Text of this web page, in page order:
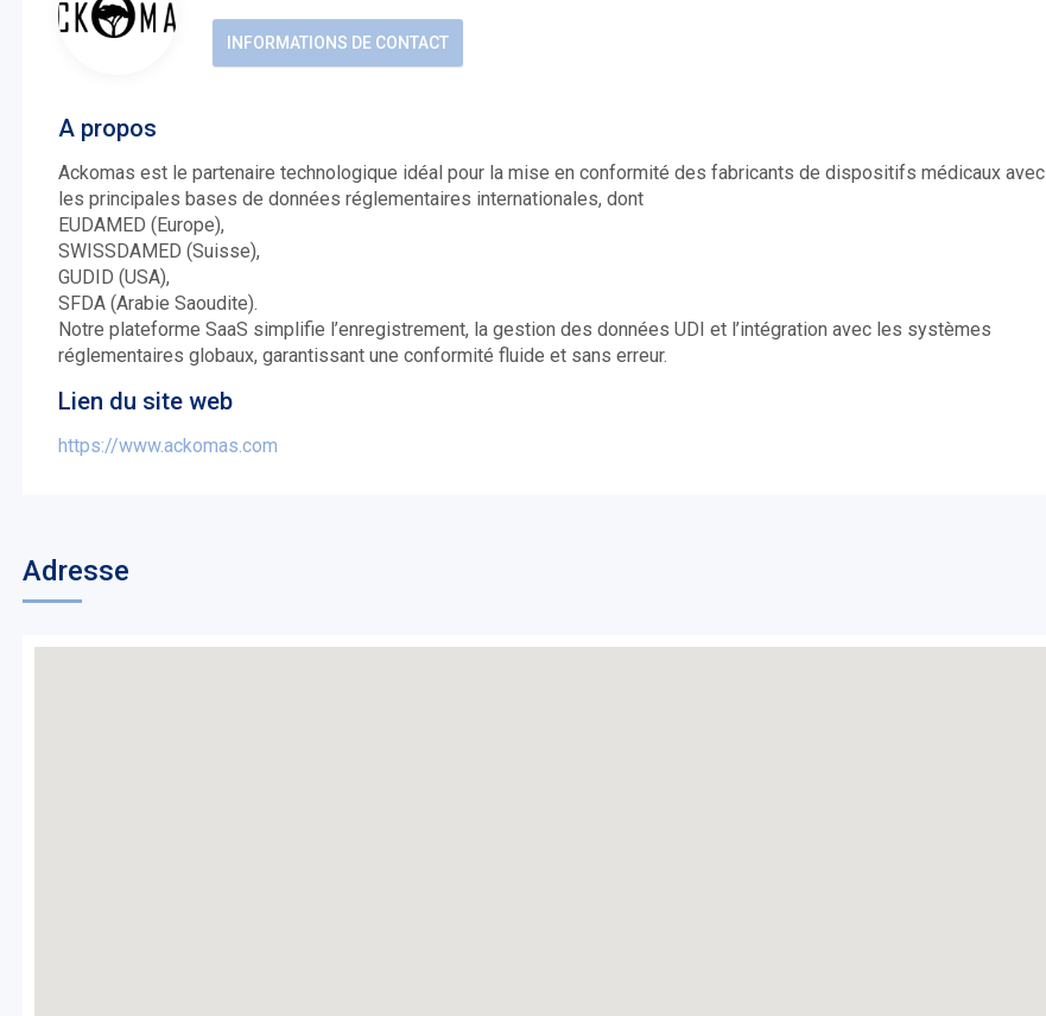
INFORMATIONS DE CONTACT
A propos
Ackomas est le partenaire technologique idéal pour la mise en conformité des fabricants de dispositifs médicaux avec
les principales bases de données réglementaires internationales, dont
EUDAMED (Europe),
SWISSDAMED (Suisse),
GUDID (USA),
SFDA (Arabie Saoudite).
Notre plateforme SaaS simplifie l’enregistrement, la gestion des données UDI et l’intégration avec les systèmes
réglementaires globaux, garantissant une conformité fluide et sans erreur.
Lien du site web
https://www.ackomas.com
Adresse